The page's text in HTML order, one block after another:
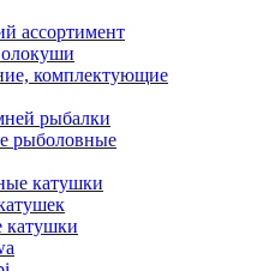
ассортимент
комплектующие
рыбалки
рыболовные
катушки